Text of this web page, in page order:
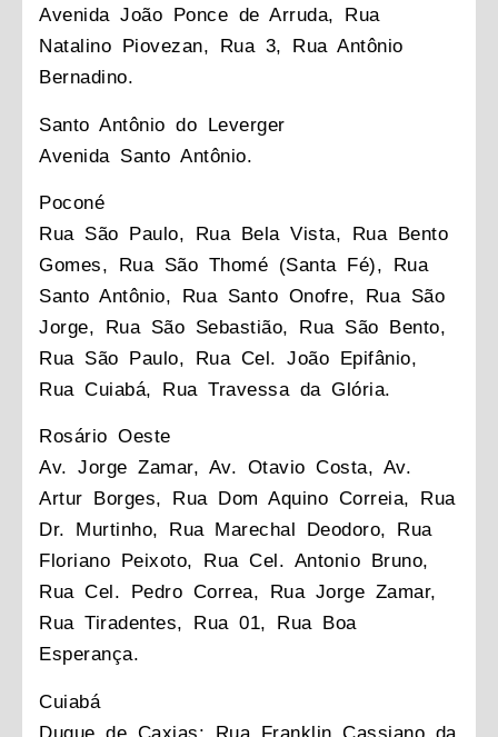
Avenida João Ponce de Arruda, Rua
Natalino Piovezan, Rua 3, Rua Antônio
Bernadino.
Santo Antônio do Leverger
Avenida Santo Antônio.
Poconé
Rua São Paulo, Rua Bela Vista, Rua Bento
Gomes, Rua São Thomé (Santa Fé), Rua
Santo Antônio, Rua Santo Onofre, Rua São
Jorge, Rua São Sebastião, Rua São Bento,
Rua São Paulo, Rua Cel. João Epifânio,
Rua Cuiabá, Rua Travessa da Glória.
Rosário Oeste
Av. Jorge Zamar, Av. Otavio Costa, Av.
Artur Borges, Rua Dom Aquino Correia, Rua
Dr. Murtinho, Rua Marechal Deodoro, Rua
Floriano Peixoto, Rua Cel. Antonio Bruno,
Rua Cel. Pedro Correa, Rua Jorge Zamar,
Rua Tiradentes, Rua 01, Rua Boa
Esperança.
Cuiabá